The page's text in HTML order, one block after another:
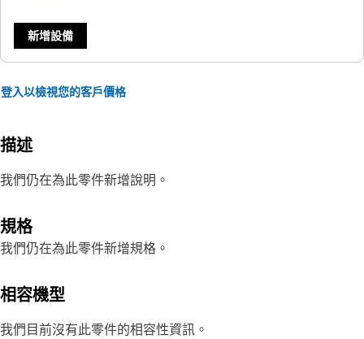
新增設備
登入以檢視您的客戶價格
描述
我們仍在為此零件新增說明。
規格
我們仍在為此零件新增規格。
相容機型
我們目前沒有此零件的相容性資訊。